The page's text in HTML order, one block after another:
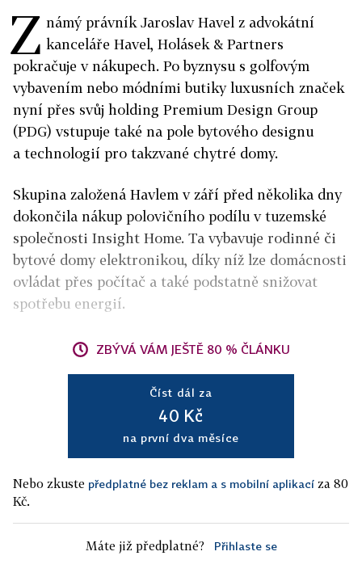
Z námý právník Jaroslav Havel z advokátní
kanceláře Havel, Holásek & Partners
pokračuje v nákupech. Po byznysu s golfovým
vybavením nebo módními butiky luxusních značek
nyní přes svůj holding Premium Design Group
(PDG) vstupuje také na pole bytového designu
a technologií pro takzvané chytré domy.
Skupina založená Havlem v září před několika dny
dokončila nákup polovičního podílu v tuzemské
společnosti Insight Home. Ta vybavuje rodinné či
bytové domy elektronikou, díky níž lze domácnosti
ovládat přes počítač a také podstatně snižovat
spotřebu energií.
ZBÝVÁ VÁM JEŠTĚ 80 % ČLÁNKU
Číst dál za
40 Kč
na první dva měsíce
Nebo zkuste předplatné bez reklam a s mobilní aplikací za 80
Kč.
Máte již předplatné? Přihlaste se